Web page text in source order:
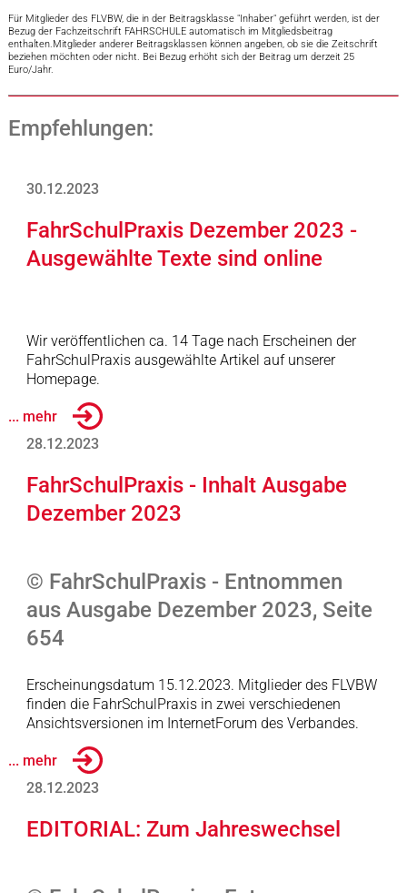
Für Mitglieder des FLVBW, die in der Beitragsklasse "Inhaber" geführt werden, ist der
Bezug der Fachzeitschrift FAHRSCHULE automatisch im Mitgliedsbeitrag
enthalten.Mitglieder anderer Beitragsklassen können angeben, ob sie die Zeitschrift
beziehen möchten oder nicht. Bei Bezug erhöht sich der Beitrag um derzeit 25
Euro/Jahr.
Empfehlungen:
30.12.2023
FahrSchulPraxis Dezember 2023 -
Ausgewählte Texte sind online
Wir veröffentlichen ca. 14 Tage nach Erscheinen der
FahrSchulPraxis ausgewählte Artikel auf unserer
Homepage.
... mehr
28.12.2023
FahrSchulPraxis - Inhalt Ausgabe
Dezember 2023
© FahrSchulPraxis - Entnommen
aus Ausgabe Dezember 2023, Seite
654
Erscheinungsdatum 15.12.2023. Mitglieder des FLVBW
finden die FahrSchulPraxis in zwei verschiedenen
Ansichtsversionen im InternetForum des Verbandes.
... mehr
28.12.2023
EDITORIAL: Zum Jahreswechsel